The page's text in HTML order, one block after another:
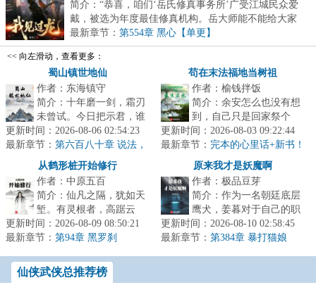
简介：“恭喜，咱们‘岳氏修真事务所’广受江城民众爱
戴，被选为年度最佳修真机构。岳大师能不能给大家
分...
最新章节： 第554章 黑心【单更】
<< 向左滑动，查看更多：
蜀山镇世地仙
作者：东海镇守
简介：十年磨一剑，霜刃
未曾试。今日把示君，谁
有不平事？...
更新时间：2026-08-06 02:54:23
最新章节： 第六百八十章 说法，
花开，龙现，道明（7.1K字奉
上，求月票支持~）
苟在末法福地当树祖
作者：榆钱拌饭
简介：余安怎么也没有想
到，自己只是回家祭个
祖，结果就穿越了。关键
是，他化身成了一棵稀有
种榆树。而这...
更新时间：2026-08-03 09:22:44
最新章节： 完本的心里话+新书！
从鹤形桩开始修行
作者：中原五百
简介：仙凡之隔，犹如天
堑。有灵根者，高踞云
端，求长生久视；无灵根
者，命如草芥，于红尘老
更新时间：2026-08-09 08:50:21
最新章节： 第94章 黑罗刹
原来我才是妖魔啊
作者：极品豆芽
简介：作为一名朝廷底层
鹰犬，姜暮对于自己的职
业生涯规划很简单，白天
出门斩妖除魔刷功绩，争
更新时间：2026-08-10 02:58:45
最新章节： 第384章 暴打猫娘
仙侠武侠总推荐榜